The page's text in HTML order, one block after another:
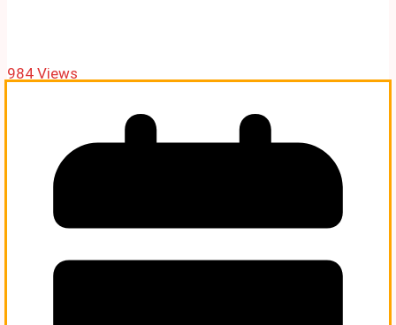
984 Views